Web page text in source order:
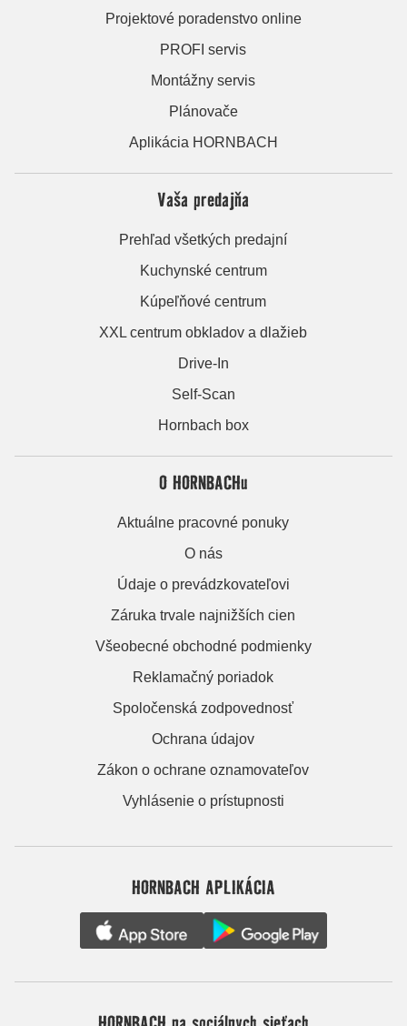
Projektové poradenstvo online
PROFI servis
Montážny servis
Plánovače
Aplikácia HORNBACH
Vaša predajňa
Prehľad všetkých predajní
Kuchynské centrum
Kúpeľňové centrum
XXL centrum obkladov a dlažieb
Drive-In
Self-Scan
Hornbach box
O HORNBACHu
Aktuálne pracovné ponuky
O nás
Údaje o prevádzkovateľovi
Záruka trvale najnižších cien
Všeobecné obchodné podmienky
Reklamačný poriadok
Spoločenská zodpovednosť
Ochrana údajov
Zákon o ochrane oznamovateľov
Vyhlásenie o prístupnosti
HORNBACH APLIKÁCIA